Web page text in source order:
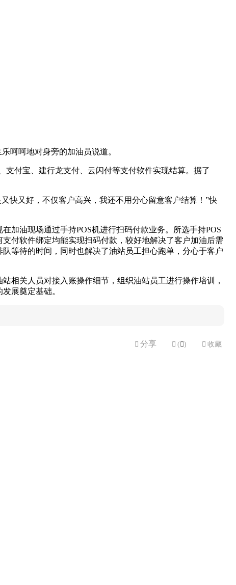
呵呵地对身旁的加油员说道。
支付宝、建行龙支付、云闪付等支付软件实现结算。据了
快又好，不仅客户高兴，我还不用分心留意客户结算！”快
加油现场通过手持POS机进行扫码付款业务。所选手持POS
付软件绑定均能实现扫码付款，较好地解决了客户加油后需
等待的时间，同时也解决了油站员工担心跑单，分心于客户
相关人员对接入账操作细节，组织油站员工进行操作培训，
展奠定基础。
 分享  ( )  收藏